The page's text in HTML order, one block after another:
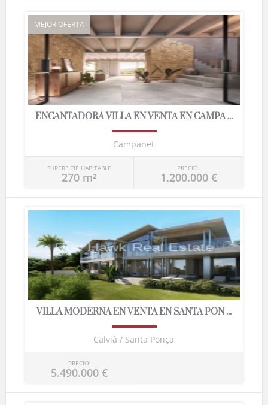
MEJOR OFERTA
ENCANTADORA VILLA EN VENTA EN CAMPA ...
Campanet
SUPERFICIE HABITABLE
270 m²
PRECIO:
1.200.000 €
VILLA MODERNA EN VENTA EN SANTA PON ...
Calvià / Santa Ponça
PRECIO:
5.490.000 €